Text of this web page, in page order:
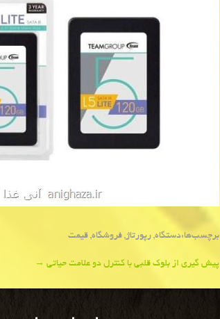
برچسب‌ها:دستگاه, رپورتاژ, فروشگاه, قیمت
Post
پیش گیری از بلوك قلبی با كنترل دو علامت حیاتی →